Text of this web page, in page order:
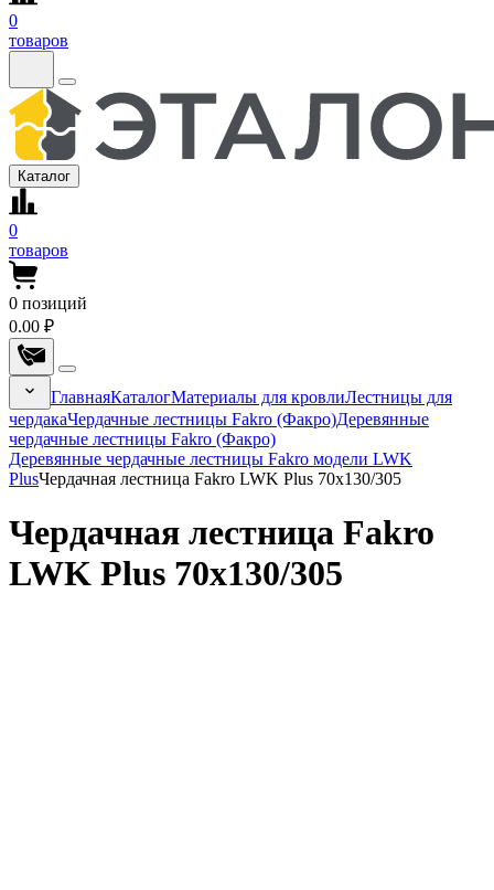
0
товаров
Каталог
0
товаров
0 позиций
0.00 ₽
ГлавнаяКаталогМатериалы для кровлиЛестницы для
чердакаЧердачные лестницы Fakro (Факро)Деревянные
чердачные лестницы Fakro (Факро)
Деревянные чердачные лестницы Fakro модели LWK
PlusЧердачная лестница Fakro LWK Plus 70x130/305
Чердачная лестница Fakro
LWK Plus 70x130/305